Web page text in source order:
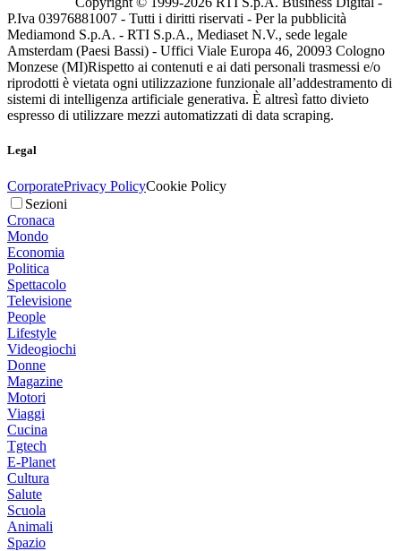
P.Iva 03976881007 - Tutti i diritti riservati - Per la pubblicità
Mediamond S.p.A. - RTI S.p.A., Mediaset N.V., sede legale
Amsterdam (Paesi Bassi) - Uffici Viale Europa 46, 20093 Cologno
Monzese (MI)Rispetto ai contenuti e ai dati personali trasmessi e/o
riprodotti è vietata ogni utilizzazione funzionale all’addestramento di
sistemi di intelligenza artificiale generativa. È altresì fatto divieto
espresso di utilizzare mezzi automatizzati di data scraping.
Legal
CorporatePrivacy PolicyCookie Policy
Sezioni
Cronaca
Mondo
Economia
Politica
Spettacolo
Televisione
People
Lifestyle
Videogiochi
Donne
Magazine
Motori
Viaggi
Cucina
Tgtech
E-Planet
Cultura
Salute
Scuola
Animali
Spazio